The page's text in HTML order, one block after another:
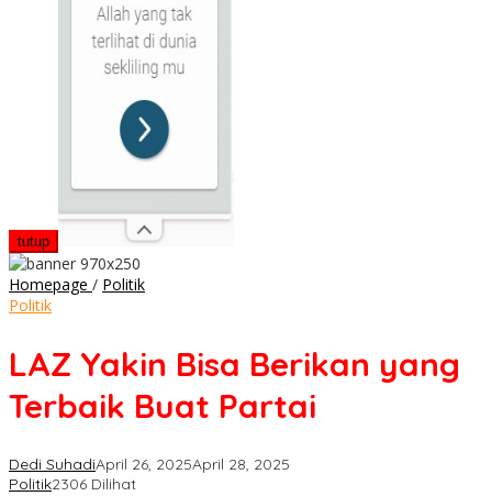
tutup
Homepage / PolitikLAZ
yang
Buat
Politik
LAZ Yakin Bisa Berikan yang
Terbaik Buat Partai
Dedi SuhadiApril 26, 2025April 28, 2025
Politik2306 Dilihat